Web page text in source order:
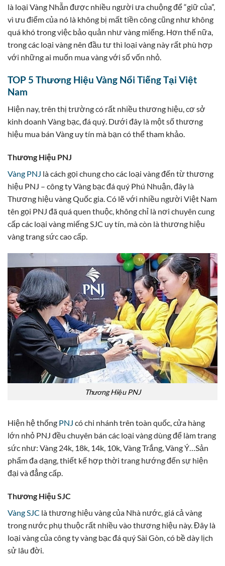
là loại Vàng Nhẫn được nhiều người ưa chuộng để “giữ của”,
vì ưu điểm của nó là không bị mất tiền công cũng như không
quá khó trong việc bảo quản như vàng miếng. Hơn thế nữa,
trong các loại vàng nên đầu tư thì loại vàng này rất phù hợp
với những ai muốn mua vàng với số vốn nhỏ.
TOP 5 Thương Hiệu Vàng Nổi Tiếng Tại Việt
Nam
Hiện nay, trên thị trường có rất nhiều thương hiệu, cơ sở
kinh doanh Vàng bạc, đá quý. Dưới đây là một số thương
hiệu mua bán Vàng uy tín mà bạn có thể tham khảo.
Thương Hiệu PNJ
Vàng PNJ là cách gọi chung cho các loại vàng đến từ thương
hiệu PNJ – công ty Vàng bạc đá quý Phú Nhuận, đây là
Thương hiệu vàng Quốc gia. Có lẽ với nhiều người Việt Nam
tên gọi PNJ đã quá quen thuộc, không chỉ là nơi chuyên cung
cấp các loại vàng miếng SJC uy tín, mà còn là thương hiệu
vàng trang sức cao cấp.
Thương Hiệu PNJ
Hiện hệ thống PNJ có chi nhánh trên toàn quốc, cửa hàng
lớn nhỏ PNJ đều chuyên bán các loại vàng dùng để làm trang
sức như: Vàng 24k, 18k, 14k, 10k, Vàng Trắng, Vàng Ý…Sản
phẩm đa dạng, thiết kế hợp thời trang hướng đến sự hiện
đại và đẳng cấp.
Thương Hiệu SJC
Vàng SJC là thương hiệu vàng của Nhà nước, giá cả vàng
trong nước phụ thuộc rất nhiều vào thương hiệu này. Đây là
loại vàng của công ty vàng bạc đá quý Sài Gòn, có bề dày lịch
sử lâu đời.